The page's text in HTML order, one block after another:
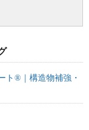
ト®｜構造物補強・